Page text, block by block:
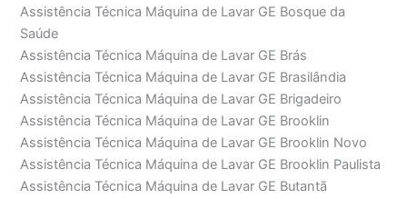
Assistência Técnica Máquina de Lavar GE Bosque da
Saúde
Assistência Técnica Máquina de Lavar GE Brás
Assistência Técnica Máquina de Lavar GE Brasilândia
Assistência Técnica Máquina de Lavar GE Brigadeiro
Assistência Técnica Máquina de Lavar GE Brooklin
Assistência Técnica Máquina de Lavar GE Brooklin Novo
Assistência Técnica Máquina de Lavar GE Brooklin Paulista
Assistência Técnica Máquina de Lavar GE Butantã